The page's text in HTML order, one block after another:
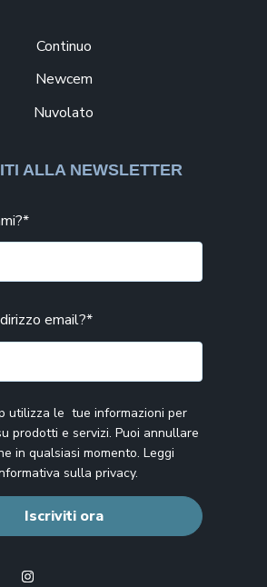
Continuo
Newcem
Nuvolato
ALLA NEWSLETTER
*
email?*
utilizza le tue informazioni per
prodotti e servizi. Puoi annullare
in qualsiasi momento. Leggi
sulla privacy.